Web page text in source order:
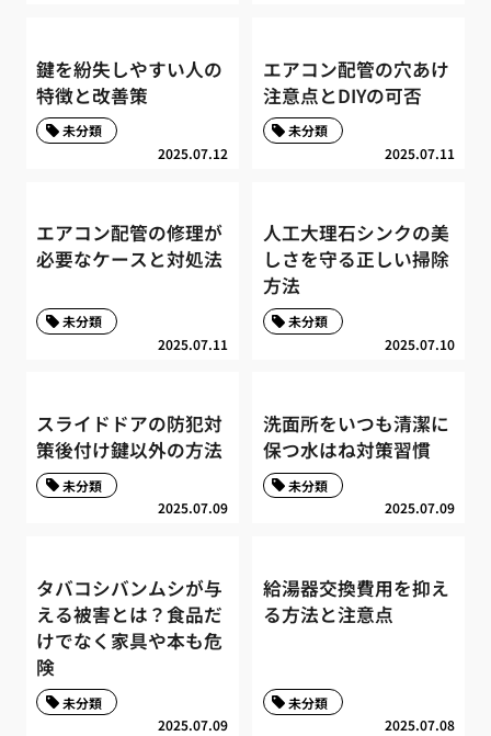
鍵を紛失しやすい人の
特徴と改善策
2025.07.12
未分類
エアコン配管の穴あけ
注意点とDIYの可否
2025.07.11
未分類
エアコン配管の修理が
必要なケースと対処法
2025.07.11
未分類
人工大理石シンクの美
しさを守る正しい掃除
方法
2025.07.10
未分類
スライドドアの防犯対
策後付け鍵以外の方法
2025.07.09
未分類
洗面所をいつも清潔に
保つ水はね対策習慣
2025.07.09
未分類
タバコシバンムシが与
える被害とは？食品だ
けでなく家具や本も危
険
2025.07.09
未分類
給湯器交換費用を抑え
る方法と注意点
2025.07.08
未分類